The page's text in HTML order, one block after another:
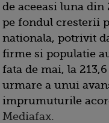
de aceeasi luna din
pe fondul cresterii
nationala, potrivit
firme si populatie
fata de mai, la
urmare a unui
imprumuturile
Mediafax.